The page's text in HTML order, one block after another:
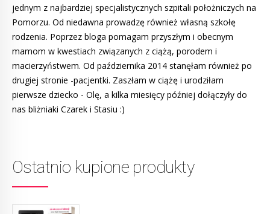
jednym z najbardziej specjalistycznych szpitali położniczych na
Pomorzu. Od niedawna prowadzę również własną szkołę
rodzenia. Poprzez bloga pomagam przyszłym i obecnym
mamom w kwestiach związanych z ciążą, porodem i
macierzyństwem. Od października 2014 stanęłam również po
drugiej stronie -pacjentki. Zaszłam w ciążę i urodziłam
pierwsze dziecko - Olę, a kilka miesięcy później dołączyły do
nas bliżniaki Czarek i Stasiu :)
Ostatnio kupione produkty